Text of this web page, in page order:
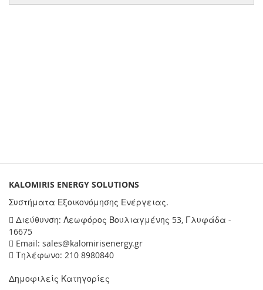
KALOMIRIS ENERGY SOLUTIONS
Συστήματα Εξοικονόμησης Ενέργειας.
Διεύθυνση: Λεωφόρος Βουλιαγμένης 53, Γλυφάδα -
16675
Email: sales@kalomirisenergy.gr
Τηλέφωνο: 210 8980840
Δημοφιλείς Κατηγορίες